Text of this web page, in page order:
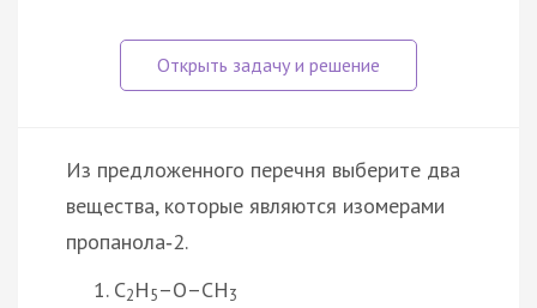
Из предложенного перечня выберите два
вещества, которые являются изомерами
пропанола‑2.
C2H5–O–CH3